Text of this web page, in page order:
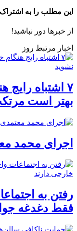
این مطلب را به اشتراک
از خبرها دور نباشید!
اخبار مرتبط روز
۷ اشتباه رایج
بهتر است
اجرای محمد
رفتن به
فقط دغدغه